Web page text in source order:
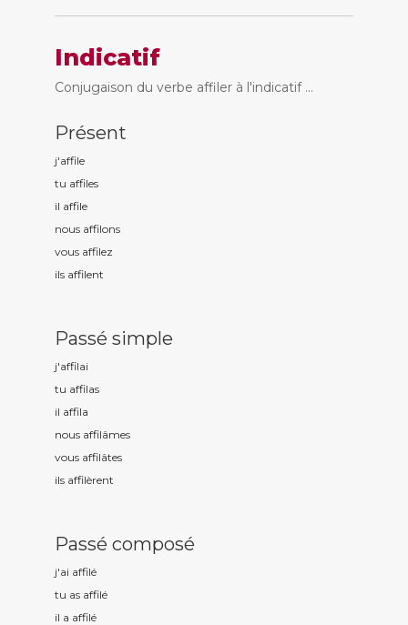
Indicatif
Conjugaison du verbe affiler à l'indicatif ...
Présent
j'affile
tu affiles
il affile
nous affilons
vous affilez
ils affilent
Passé simple
j'affilai
tu affilas
il affila
nous affilâmes
vous affilâtes
ils affilèrent
Passé composé
j'ai affilé
tu as affilé
il a affilé